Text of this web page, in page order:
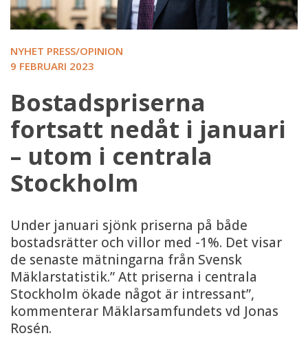
NYHET PRESS/OPINION
9 FEBRUARI 2023
Bostadspriserna
fortsatt nedåt i januari
– utom i centrala
Stockholm
Under januari sjönk priserna på både
bostadsrätter och villor med -1%. Det visar
de senaste mätningarna från Svensk
Mäklarstatistik.” Att priserna i centrala
Stockholm ökade något är intressant”,
kommenterar Mäklarsamfundets vd Jonas
Rosén.